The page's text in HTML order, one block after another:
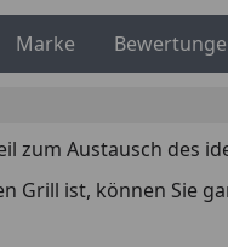
Marke
zum Austausch des
Grill ist, können Sie